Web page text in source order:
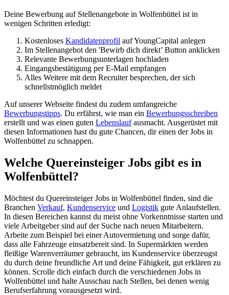
Deine Bewerbung auf Stellenangebote in Wolfenbüttel ist in
wenigen Schritten erledigt:
Kostenloses Kandidatenprofil auf YoungCapital anlegen
Im Stellenangebot den 'Bewirb dich direkt’ Button anklicken
Relevante Bewerbungsunterlagen hochladen
Eingangsbestätigung per E-Mail empfangen
Alles Weitere mit dem Recruiter besprechen, der sich
schnellstmöglich meldet
Auf unserer Webseite findest du zudem umfangreiche
Bewerbungstipps. Du erfährst, wie man ein Bewerbungsschreiben
erstellt und was einen guten Lebenslaufausmacht. Ausgerüstet mit
diesen Informationen hast du gute Chancen, dir einen der Jobs in
Wolfenbüttel zu schnappen.
Welche Quereinsteiger Jobs gibt es in
Wolfenbüttel?
Möchtest du Quereinsteiger Jobs in Wolfenbüttel finden, sind die
Branchen Verkauf, Kundenservice und Logistik gute Anlaufstellen.
In diesen Bereichen kannst du meist ohne Vorkenntnisse starten und
viele Arbeitgeber sind auf der Suche nach neuen Mitarbeitern.
Arbeite zum Beispiel bei einer Autovermietung und sorge dafür,
dass alle Fahrzeuge einsatzbereit sind. In Supermärkten werden
fleißige Warenverräumer gebraucht, im Kundenservice überzeugst
du durch deine freundliche Art und deine Fähigkeit, gut erklären zu
können. Scrolle dich einfach durch die verschiedenen Jobs in
Wolfenbüttel und halte Ausschau nach Stellen, bei denen wenig
Berufserfahrung vorausgesetzt wird.